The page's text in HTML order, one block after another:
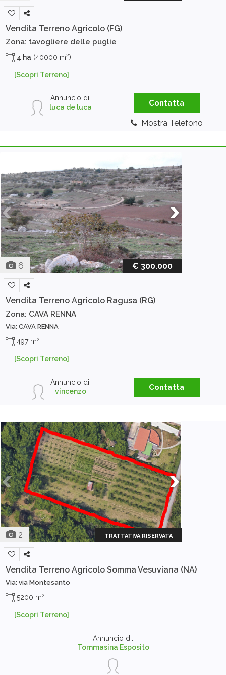
Vendita Terreno Agricolo (FG)
Zona: tavogliere delle puglie
4 ha (40000 m2)
[Scopri Terreno]
Annuncio di:
luca de luca
Contatta
Mostra Telefono
6 € 300.000
Vendita Terreno Agricolo Ragusa (RG)
Zona: CAVA RENNA
Via: CAVA RENNA
497 m2
[Scopri Terreno]
Annuncio di:
vincenzo
Contatta
2 TRATTATIVA RISERVATA
Vendita Terreno Agricolo Somma Vesuviana (NA)
Via: via Montesanto
5200 m2
[Scopri Terreno]
Annuncio di:
Tommasina Esposito